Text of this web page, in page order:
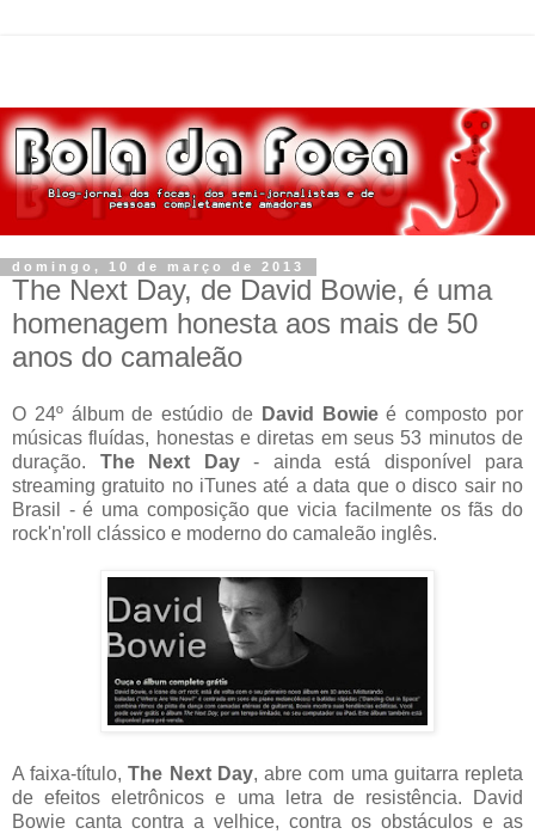
domingo, 10 de março de 2013
The Next Day, de David Bowie, é uma
homenagem honesta aos mais de 50
anos do camaleão
O 24º álbum de estúdio de David Bowieé composto por
músicas fluídas, honestas e diretas em seus 53 minutos de
duração. The Next Day- ainda está disponível para
streaming gratuito no iTunes até a data que o disco sair no
Brasil - é uma composição que vicia facilmente os fãs do
rock'n'roll clássico e moderno do camaleão inglês.
A faixa-título,The Next Day, abre com uma guitarra repleta
de efeitos eletrônicos e uma letra de resistência. David
Bowie canta contra a velhice, contra os obstáculos e as